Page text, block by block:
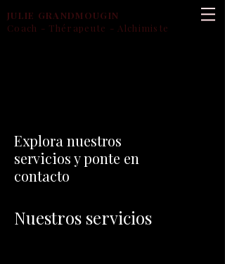
JULIE GRANDMOUGIN
Coach - Thérapeute - Alchimiste
Explora nuestros
servicios y ponte en
contacto
Nuestros servicios